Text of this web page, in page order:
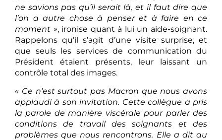
ne savions pas qu’il serait là, et il faut dire que
l’on a autre chose à penser et à faire en ce
moment », ironise quant à lui un aide-soignant.
Rappelons qu’il s’agit d’une visite surprise, et
que seuls les services de communication du
Président étaient présents, leur laissant un
contrôle total des images.
« Ce n’est surtout pas Macron que nous avons
applaudi à son invitation. Cette collègue a pris
la parole de manière viscérale pour parler des
conditions de travail des soignants et des
problèmes que nous rencontrons. Elle a dit au